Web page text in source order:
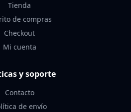
Tienda
de compras
Checkout
Mi cuenta
y soporte
Contacto
de envío